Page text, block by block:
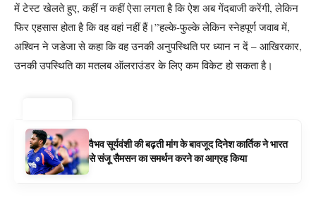
में टेस्ट खेलते हुए, कहीं न कहीं ऐसा लगता है कि ऐश अब गेंदबाजी करेंगी, लेकिन
फिर एहसास होता है कि वह वहां नहीं हैं।”हल्के-फुल्के लेकिन स्नेहपूर्ण जवाब में,
अश्विन ने जडेजा से कहा कि वह उनकी अनुपस्थिति पर ध्यान न दें – आखिरकार,
उनकी उपस्थिति का मतलब ऑलराउंडर के लिए कम विकेट हो सकता है।
वैभव सूर्यवंशी की बढ़ती मांग के बावजूद दिनेश कार्तिक ने भारत
से संजू सैमसन का समर्थन करने का आग्रह किया